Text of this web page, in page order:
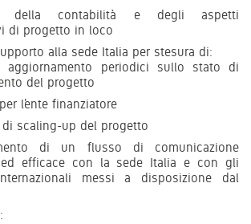
della contabilità e degli aspetti
di progetto in loco
alla sede Italia per stesura di:
aggiornamento periodici sullo stato di
del progetto
l’ente finanziatore
scaling-up del progetto
di un flusso di comunicazione
ed efficace con la sede Italia e con gli
messi a disposizione dal